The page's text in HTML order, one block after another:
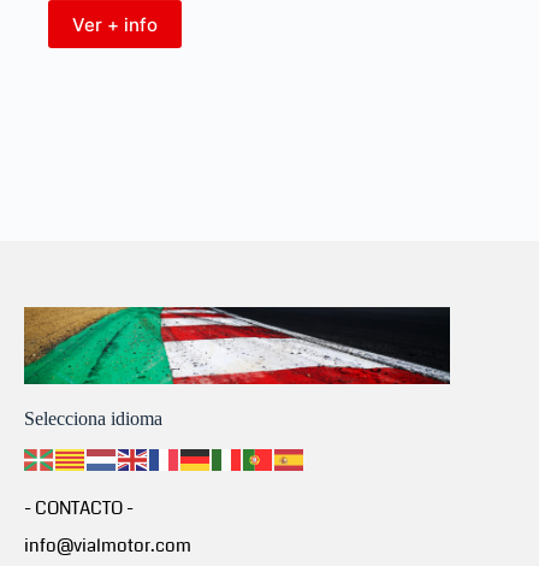
Ver + info
Selecciona idioma
- CONTACTO -
info@vialmotor.com